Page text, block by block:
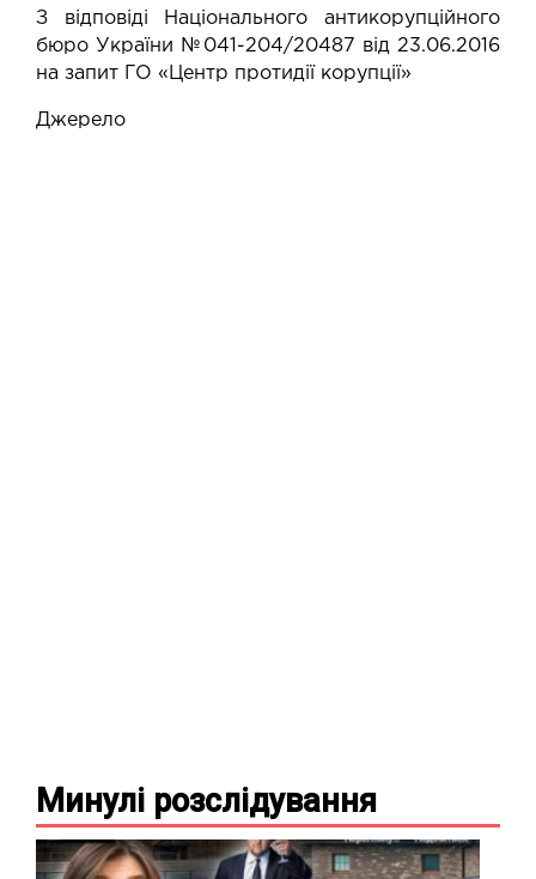
З відповіді Національного антикорупційного
бюро України №041-204/20487 від 23.06.2016
на запит ГО «Центр протидії корупції»
Джерело
Минулі розслідування